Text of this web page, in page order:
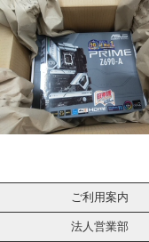
ご利用案内
法人営業部